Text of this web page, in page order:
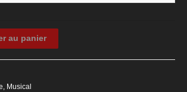
au panier
, Musical